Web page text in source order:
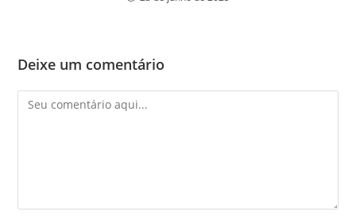
Deixe um comentário
Comentário